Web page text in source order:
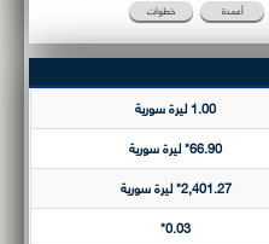
أعمدة خطوات
1.00 ليرة سورية
66.90* ليرة سورية
2,401.27* ليرة سورية
0.03*